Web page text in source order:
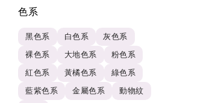
色系
黑色系 白色系
灰色系
裸色系
大地色系
粉色系
紅色系
黃橘色系
綠色系
藍紫色系
金屬色系
動物紋